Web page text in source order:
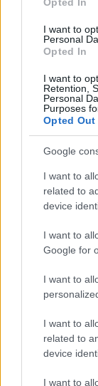
I want to
Personal
Opted In
I want to
Retention,
Personal
Purposes
Opted Out
Google
I want to
related to
device
I want to
Google for
I want to
I want to
related to
device
I want to
NERD NEWS
12 libri
straordinari
NERD NEWS